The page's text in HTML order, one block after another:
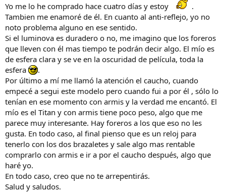
Yo me lo he comprado hace cuatro días y estoy
.
Tambien me enamoré de él. En cuanto al anti-reflejo, yo no
noto problema alguno en ese sentido.
Si el luminova es duradero o no, me imagino que los foreros
que lleven con él mas tiempo te podrán decir algo. El mío es
de esfera clara y se ve en la oscuridad de película, toda la
esfera
.
Por último a mí me llamó la atención el caucho, cuando
empecé a segui este modelo pero cuando fui a por él , sólo lo
tenían en ese momento con armis y la verdad me encantó. El
mío es el Titan y con armis tiene poco peso, algo que me
parece muy interesante. Hay foreros a los que eso no les
gusta. En todo caso, al final pienso que es un reloj para
tenerlo con los dos brazaletes y sale algo mas rentable
comprarlo con armis e ir a por el caucho después, algo que
haré yo.
En todo caso, creo que no te arrepentirás.
Salud y saludos.